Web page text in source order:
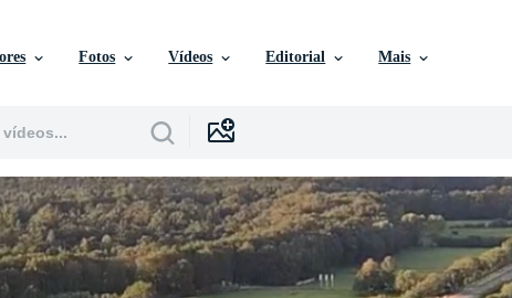
Fotos Vídeos Editorial Mais